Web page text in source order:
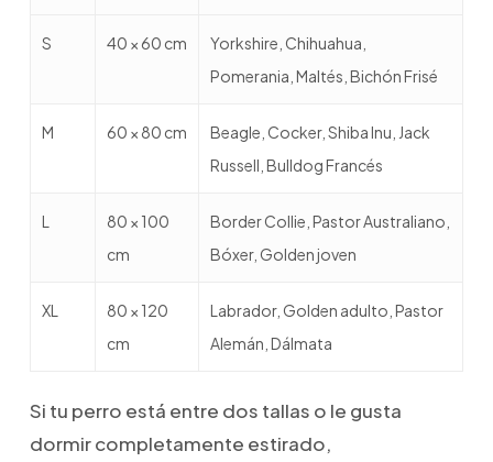
S 40 × 60 cm
Yorkshire, Chihuahua,
Pomerania, Maltés, Bichón Frisé
M 60 × 80 cm
Beagle, Cocker, Shiba Inu, Jack
Russell, Bulldog Francés
L
80 × 100
cm
Border Collie, Pastor Australiano,
Bóxer, Golden joven
XL
80 × 120
cm
Labrador, Golden adulto, Pastor
Alemán, Dálmata
Si tu perro está entre dos tallas o le gusta
dormir completamente estirado,